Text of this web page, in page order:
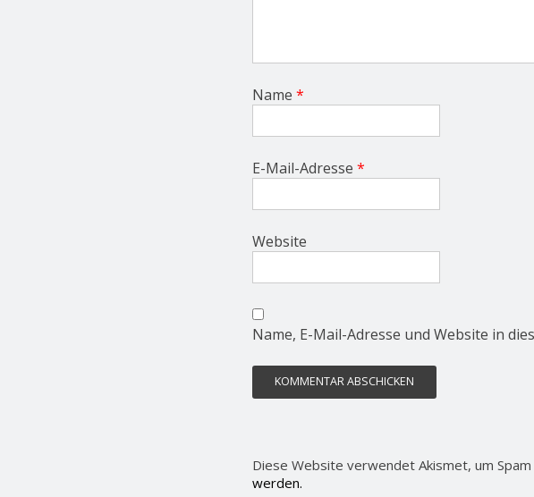
Name *
E-Mail-Adresse *
Website
Name, E-Mail-Adresse und Website in
Diese Website verwendet Akismet, um
werden.